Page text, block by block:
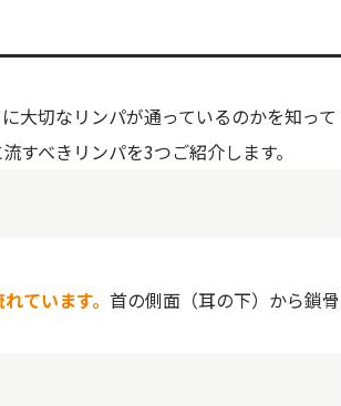
大切なリンパが通っているのかを知って
すべきリンパを3つご紹介します。
ています。 首の側面（耳の下）から鎖骨